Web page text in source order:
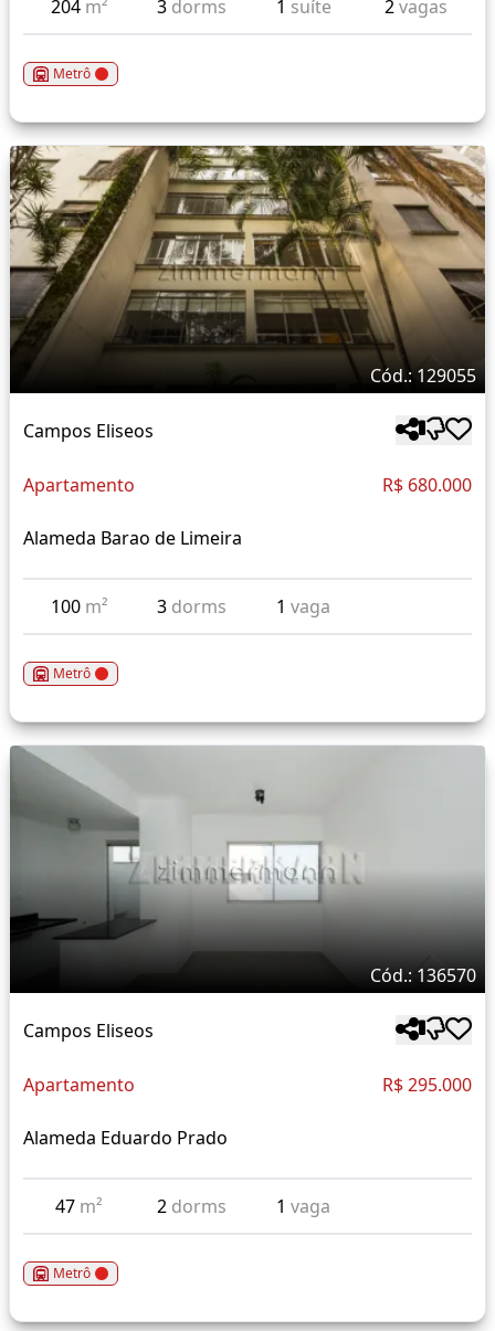
204 m² 3 dorms 1 suíte 2vagas
Metrô
Cód.: 129055
Campos Eliseos
Apartamento R$ 680.000
Alameda Barao de Limeira
100 m² 3 dorms 1vaga
Metrô
Cód.: 136570
Campos Eliseos
Apartamento R$ 295.000
Alameda Eduardo Prado
47 m² 2 dorms 1vaga
Metrô